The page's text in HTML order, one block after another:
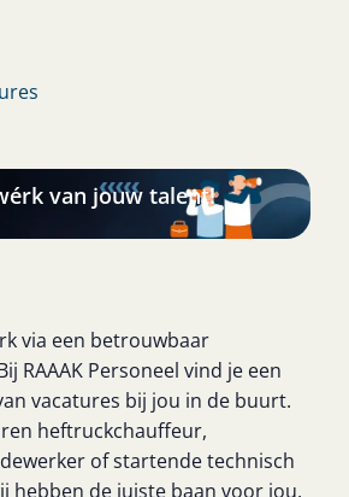
van jouw talent!
via een betrouwbaar
RAAAK Personeel vind je een
vacatures bij jou in de buurt.
heftruckchauffeur,
of startende technisch
hebben de juiste baan voor jou.